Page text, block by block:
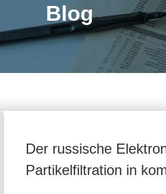
Blog
Der russische
Partikelfiltration in